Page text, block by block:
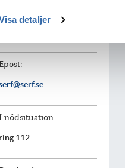
detaljer
nödsituation:
ring 112